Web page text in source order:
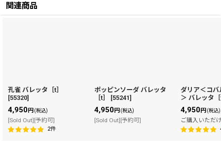
関連商品
孔雀 バレッタ［t］
[55320]
4,950円(税込)
[Sold Out][予約可]
2件
ポッピンソーダ バレッタ
［t］
[55241]
4,950円(税込)
[Sold Out][予約可]
ダリア＜コバ
＞ バレッタ
4,950円(税込)
ご購入いただ